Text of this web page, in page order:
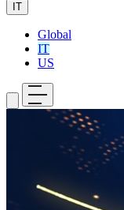
IT
Global
IT
US